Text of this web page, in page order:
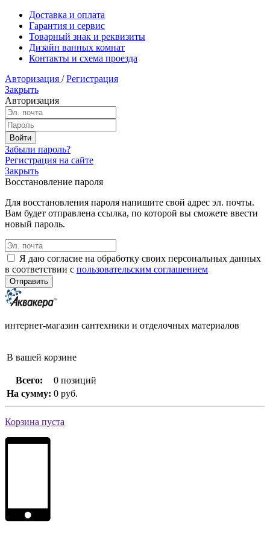
Доставка и оплата
Гарантия и сервис
Товарный знак и реквизиты
Дизайн ванных комнат
Контакты и схема проезда
Авторизация / Регистрация
Закрыть
Авторизация
Забыли пароль?
Регистрация на сайте
Закрыть
Восстановление пароля
Для восстановления пароля напишите свой адрес эл. почты.
Вам будет отправлена ссылка, по которой вы сможете ввести
новый пароль.
Я даю согласие на обработку своих персональных данных
в соответствии с пользовательским соглашением
интернет-магазин сантехники и отделочных материалов
В вашей корзине
Всего:
0 позиций
На сумму: 0 руб.
Корзина пуста